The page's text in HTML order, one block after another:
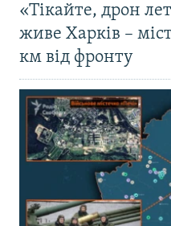
«Тікайте, дрон
живе Харків –
км від фронту